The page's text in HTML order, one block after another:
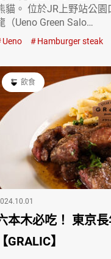
貓。 位於JR上野站公
（Ueno Green Salo…
Ueno Hamburger steak
飲食
本木必吃！ 東京
【GRALIC】